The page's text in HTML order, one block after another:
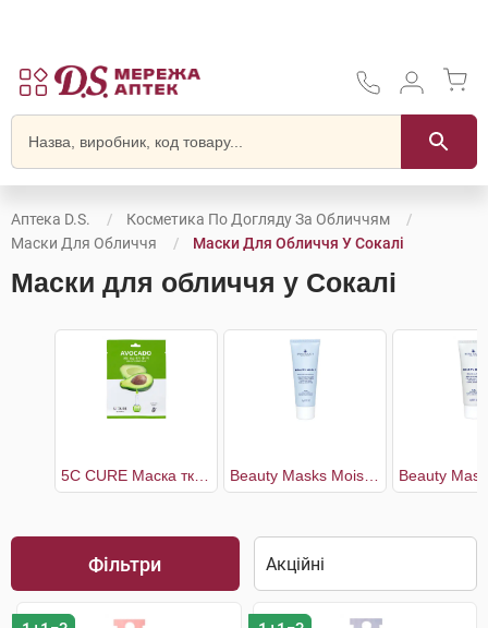
Аптека D.S.
Косметика По Догляду За Обличчям
Маски Для Обличчя
Маски Для Обличчя У Сокалі
Маски для обличчя у Сокалі
Фільтри